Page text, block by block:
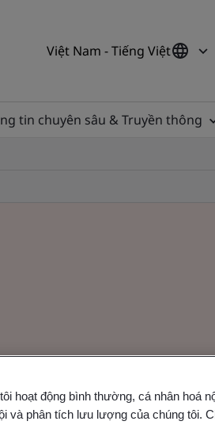
Việt Nam - Tiếng Việt
tin chuyên sâu & Truyền thông
hoạt động bình thường, cá nhân hoá
và phân tích lưu lượng của chúng tôi.